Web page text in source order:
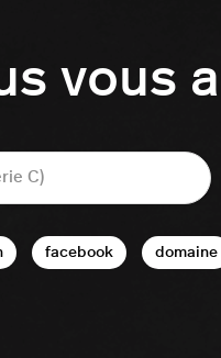
vous
facebook domaine